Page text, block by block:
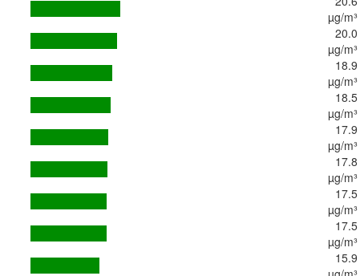
µg/m³
20.0
µg/m³
18.9
µg/m³
18.5
µg/m³
17.9
µg/m³
17.8
µg/m³
17.5
µg/m³
17.5
µg/m³
15.9